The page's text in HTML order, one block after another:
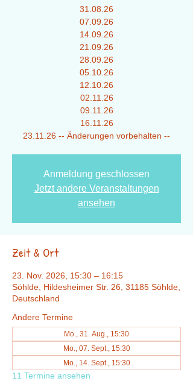
31.08.26
07.09.26
14.09.26
21.09.26
28.09.26
05.10.26
12.10.26
02.11.26
09.11.26
16.11.26
23.11.26 -- Änderungen vorbehalten --
Anmeldung geschlossen
Jetzt andere Veranstaltungen
ansehen
Zeit & Ort
23. Nov. 2026, 15:30 – 16:15
Söhlde, Hildesheimer Str. 26, 31185 Söhlde,
Deutschland
Andere Termine
Mo., 31. Aug., 15:30
Mo., 07. Sept., 15:30
Mo., 14. Sept., 15:30
11 Termine ansehen